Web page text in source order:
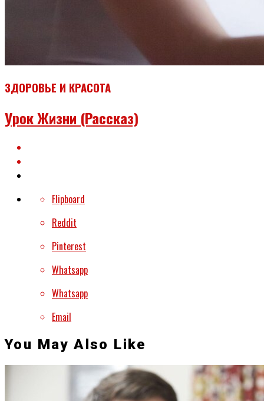
ЗДОРОВЬЕ И КРАСОТА
Урок Жизни (рассказ)
Flipboard
Reddit
Pinterest
Whatsapp
Whatsapp
Email
You May Also Like